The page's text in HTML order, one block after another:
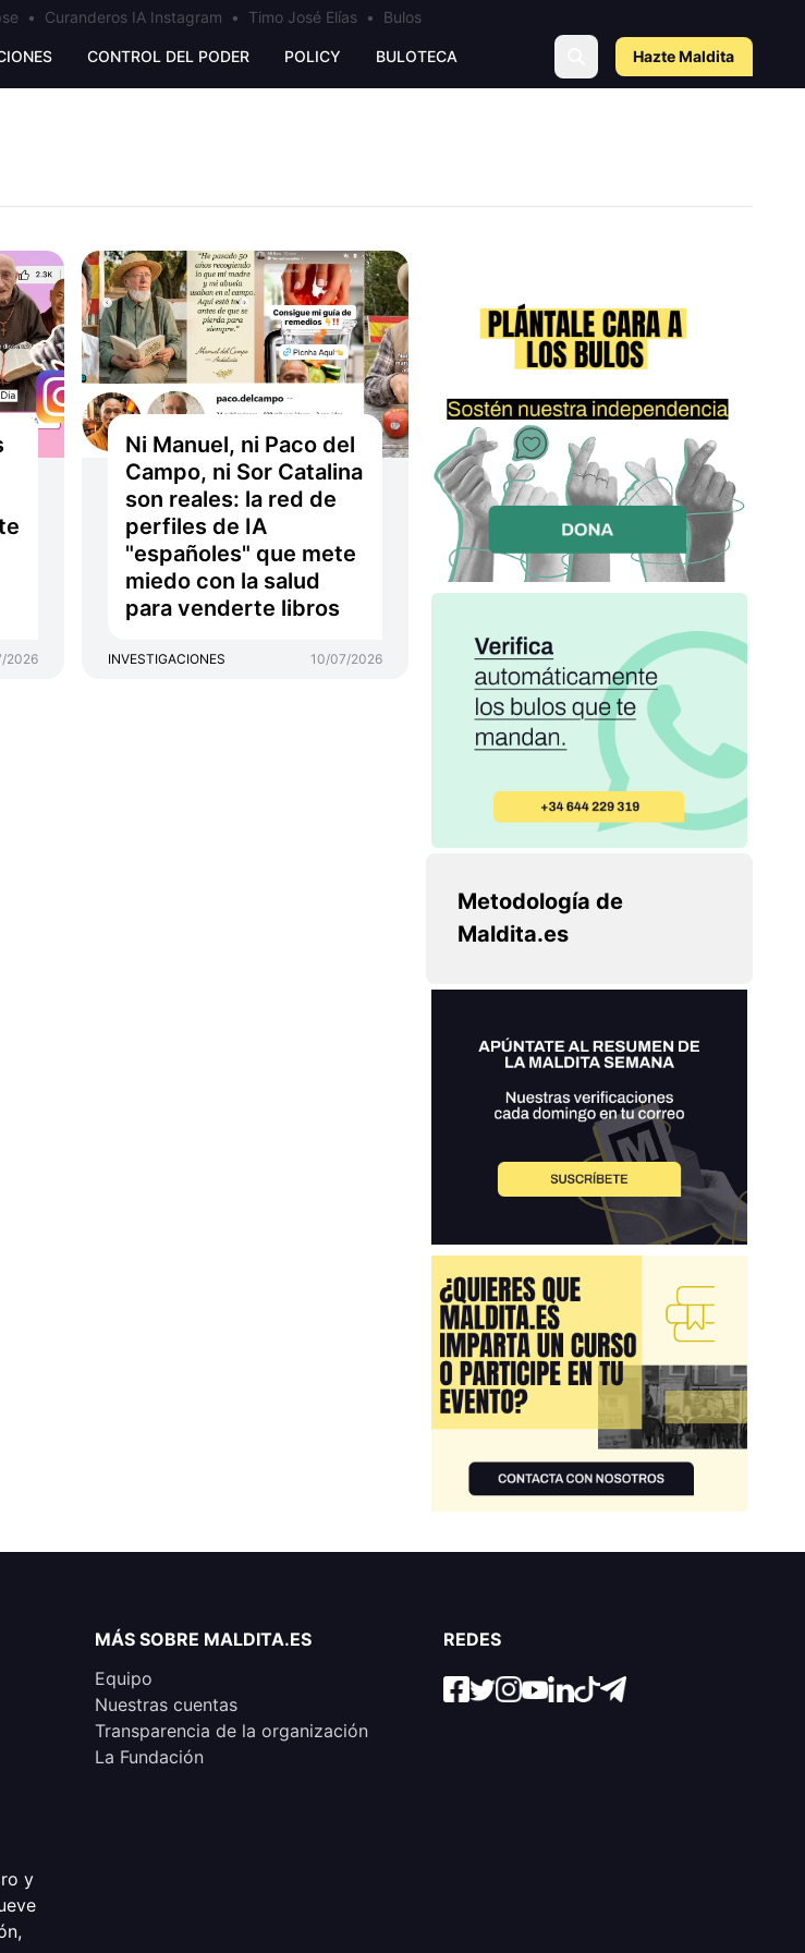
• Curanderos IA Instagram • Timo José Elías• Bulos
CONTROL DEL PODER POLICY BULOTECA Hazte Maldita
2026
Ni Manuel, ni Paco del
Campo, ni Sor Catalina
son reales: la red de
perfiles de IA
"españoles" que mete
miedo con la salud
para venderte libros
INVESTIGACIONES 10/07/2026
Metodología de
Maldita.es
MÁS SOBRE MALDITA.ES
Equipo
Nuestras cuentas
Transparencia de la organización
La Fundación
REDES
y